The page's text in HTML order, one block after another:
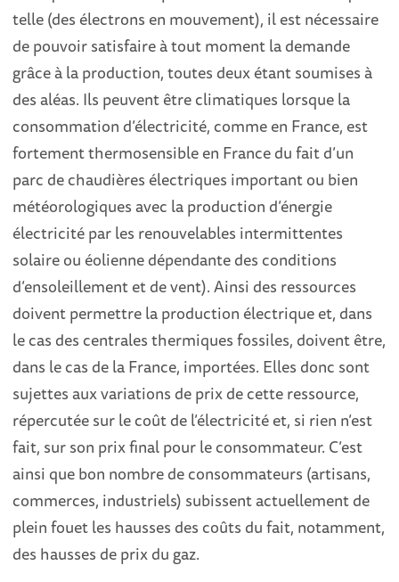
telle (des électrons en mouvement), il est nécessaire
de pouvoir satisfaire à tout moment la demande
grâce à la production, toutes deux étant soumises à
des aléas. Ils peuvent être climatiques lorsque la
consommation d’électricité, comme en France, est
fortement thermosensible en France du fait d’un
parc de chaudières électriques important ou bien
météorologiques avec la production d’énergie
électricité par les renouvelables intermittentes
solaire ou éolienne dépendante des conditions
d’ensoleillement et de vent). Ainsi des ressources
doivent permettre la production électrique et, dans
le cas des centrales thermiques fossiles, doivent être,
dans le cas de la France, importées. Elles donc sont
sujettes aux variations de prix de cette ressource,
répercutée sur le coût de l’électricité et, si rien n’est
fait, sur son prix final pour le consommateur. C’est
ainsi que bon nombre de consommateurs (artisans,
commerces, industriels) subissent actuellement de
plein fouet les hausses des coûts du fait, notamment,
des hausses de prix du gaz.